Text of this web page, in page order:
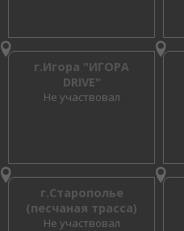
г.Игора "ИГОРА
DRIVE"
Не участвовал
г.Старополье
(песчаная трасса)
Не участвовал